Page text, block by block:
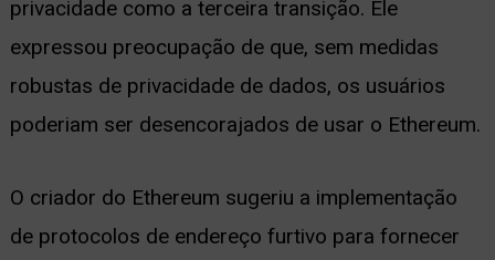
privacidade como a terceira transição. Ele
expressou preocupação de que, sem medidas
robustas de privacidade de dados, os usuários
poderiam ser desencorajados de usar o Ethereum.
O criador do Ethereum sugeriu a implementação
de protocolos de endereço furtivo para fornecer